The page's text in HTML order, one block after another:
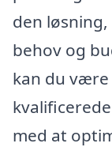
den
behov og
kan du
med at